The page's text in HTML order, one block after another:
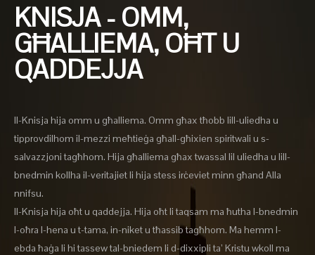
KNISJA - OMM,
GĦALLIEMA, OĦT U
QADDEJJA
Il-Knisja hija omm u għalliema. Omm għax tħobb lill-uliedha u
tipprovdilhom il-mezzi meħtieġa għall-għixien spiritwali u s-
salvazzjoni tagħhom. Hija għalliema għax twassal lil uliedha u lill-
bnedmin kollha il-veritajiet li hija stess irċeviet minn għand Alla
nnifsu.
Il-Knisja hija oħt u qaddejja. Hija oħt li taqsam ma ħutha l-bnedmin
l-oħra l-hena u t-tama, in-niket u tħassib tagħhom. Ma hemm l-
ebda ħaġa li hi tassew tal-bniedem li d-dixxipli ta’ Kristu wkoll ma